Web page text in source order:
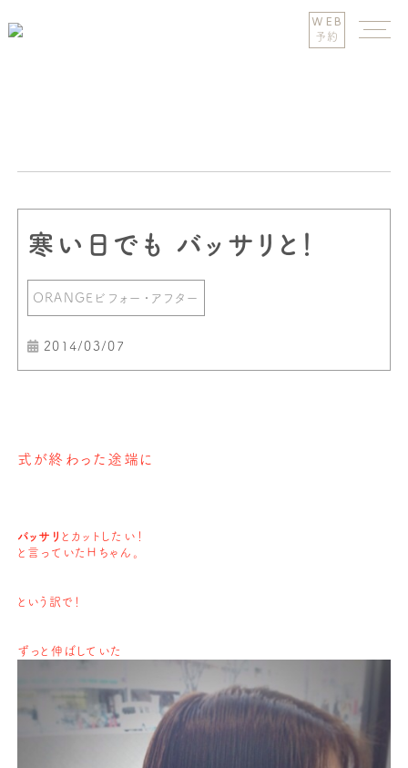
WEB
予約
寒い日でも バッサリと！
ORANGEビフォー・アフター
2014/03/07
式が終わった途端に
バッサリ とカットしたい！
と言っていた Ｈちゃん。
という訳で！
ずっと伸ばしていた